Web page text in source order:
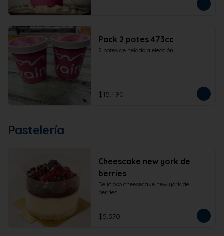
Pack 2 potes 473cc
2 potes de helado a elección
$15.490
Pastelería
Cheescake new york de
berries
Delicioso cheesecake new york de
berries.
$5.370